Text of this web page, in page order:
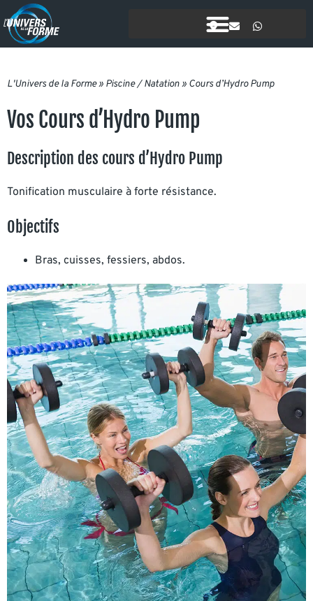
L'Univers de la Forme» Piscine / Natation» Cours d’Hydro Pump
Vos Cours d’Hydro Pump
Description des cours d’Hydro Pump
Tonification musculaire à forte résistance.
Objectifs
Bras, cuisses, fessiers, abdos.